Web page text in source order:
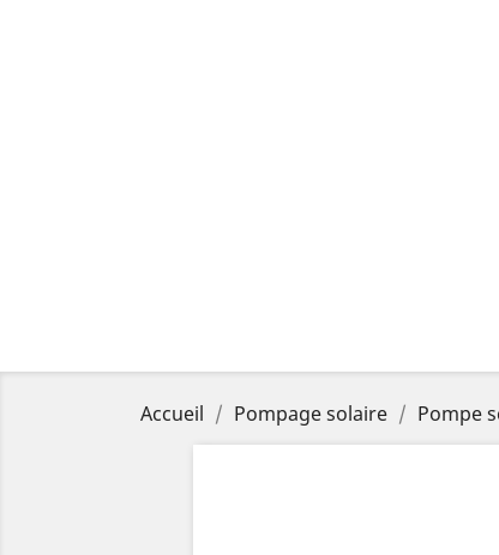
Accueil Pompage solaire Pompe